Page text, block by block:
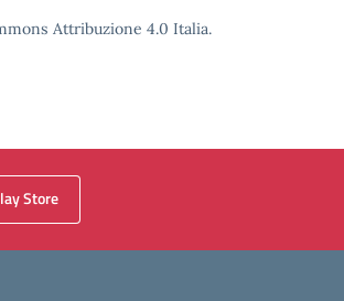
Attribuzione 4.0 Italia.
Store